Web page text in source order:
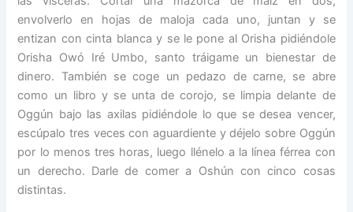
envolverlo en hojas de maloja cada uno, juntan y se
entizan con cinta blanca y se le pone al Orisha pidiéndole
Orisha Owó Iré Umbo, santo tráigame un bienestar de
dinero. También se coge un pedazo de carne, se abre
como un libro y se unta de corojo, se limpia delante de
Oggún bajo las axilas pidiéndole lo que se desea vencer,
escúpalo tres veces con aguardiente y déjelo sobre Oggún
por lo menos tres horas, luego llénelo a la línea férrea con
un derecho. Darle de comer a Oshún con cinco cosas
distintas.